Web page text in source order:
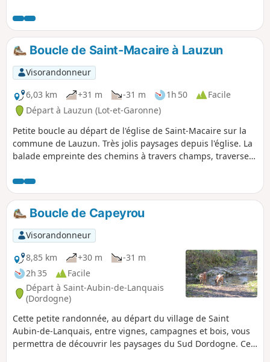
Boucle de Saint-Macaire à Lauzun
Visorandonneur
6,03 km
+31 m -31 m 1h 50
Facile
Départ à Lauzun (Lot-et-Garonne)
Petite boucle au départ de l'église de Saint-Macaire sur la
commune de Lauzun. Très jolis paysages depuis l'église. La
balade empreinte des chemins à travers champs, traverse
sous-bois où vous passerez à proximité d'une palombière.
Boucle de Capeyrou
Visorandonneur
8,85 km
+30 m
-31 m
2h 35
Facile
Départ à Saint-Aubin-de-Lanquais
(Dordogne)
Cette petite randonnée, au départ du village de Saint
Aubin-de-Lanquais, entre vignes, campagnes et bois, vous
permettra de découvrir les paysages du Sud Dordogne. Ce